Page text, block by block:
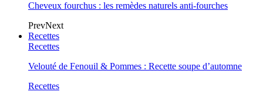
Cheveux fourchus : les remèdes naturels anti-fourches
PrevNext
Recettes
Recettes
Velouté de Fenouil & Pommes : Recette soupe d’automne
Recettes